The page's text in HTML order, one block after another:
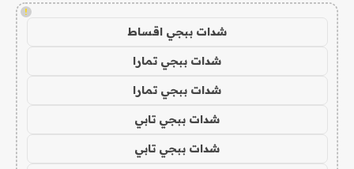
!
شدات ببجي اقساط
شدات ببجي تمارا
شدات ببجي تمارا
شدات ببجي تابي
شدات ببجي تابي